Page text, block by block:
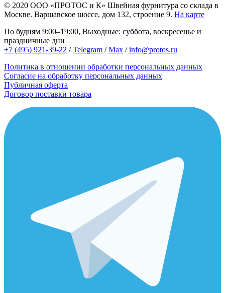
© 2020 ООО «ПРОТОС и К» Швейная фурнитура со склада в
Москве. Варшавское шоссе, дом 132, строение 9. На карте
По будням 9:00–19:00, Выходные: суббота, воскресенье и
праздничные дни
+7 (495) 921-39-22 /Telegram /Max /info@protos.ru
Политика в отношении обработки персональных данных
Согласие на обработку персональных данных
Публичная оферта
Договор поставки товара